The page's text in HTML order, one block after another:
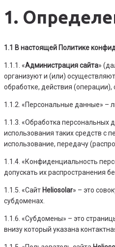
1.
1.1 В настоящей Политике
1.1.1. «Администрация сайта»
организуют и (или)
обработке, действия
1.1.2. «Персональные данные» –
1.1.3. «Обработка персональных
использования таких средств с
использование, передачу
1.1.4. «Конфиденциальность
допускать их распространения
1.1.5. «Сайт Heliosolar» – это
субдоменах.
1.1.6. «Субдомены» – это
внизу который указана